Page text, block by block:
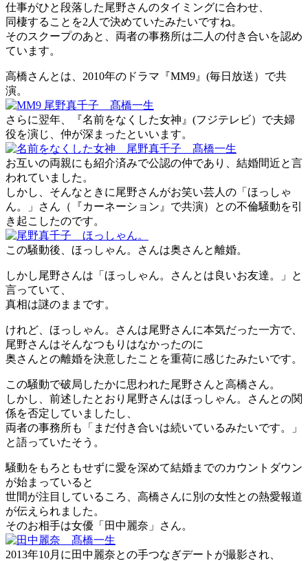
仕事がひと段落した尾野さんのタイミングに合わせ、
同棲することを2人で決めていたみたいですね。
そのスクープのあと、両者の事務所は二人の付き合いを認め
ています。
高橋さんとは、2010年のドラマ『MM9』(毎日放送）で共
演。
さらに翌年、『名前をなくした女神』(フジテレビ）で夫婦
役を演じ、仲が深まったといいます。
お互いの両親にも紹介済みで公認の仲であり、結婚間近と言
われていました。
しかし、そんなときに尾野さんがお笑い芸人の「ほっしゃ
ん。」さん（『カーネーション』で共演）との不倫騒動を引
き起こしたのです。
この騒動後、ほっしゃん。さんは奥さんと離婚。
しかし尾野さんは「ほっしゃん。さんとは良いお友達。」と
言っていて、
真相は謎のままです。
けれど、ほっしゃん。さんは尾野さんに本気だった一方で、
尾野さんはそんなつもりはなかったのに
奥さんとの離婚を決意したことを重荷に感じたみたいです。
この騒動で破局したかに思われた尾野さんと高橋さん。
しかし、前述したとおり尾野さんはほっしゃん。さんとの関
係を否定していましたし、
両者の事務所も「まだ付き合いは続いているみたいです。」
と語っていたそう。
騒動をもろともせずに愛を深めて結婚までのカウントダウン
が始まっていると
世間が注目しているころ、高橋さんに別の女性との熱愛報道
が伝えられました。
そのお相手は女優「田中麗奈」さん。
2013年10月に田中麗奈との手つなぎデートが撮影され、